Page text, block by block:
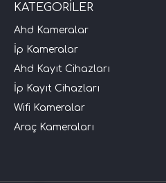
KATEGORİLER
Ahd Kameralar
İp Kameralar
Ahd Kayıt Cihazları
İp Kayıt Cihazları
Wifi Kameralar
Araç Kameraları